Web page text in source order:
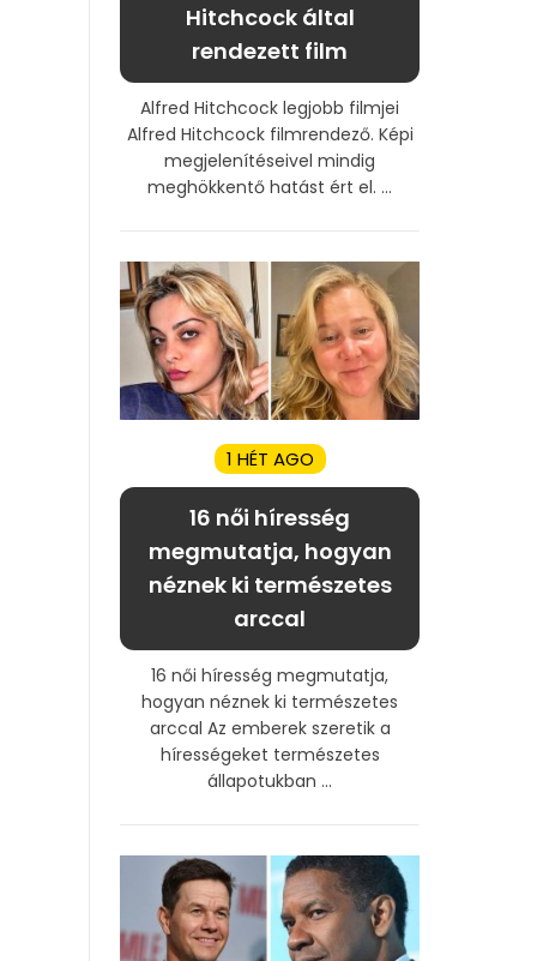
Hitchcock által
rendezett film
Alfred Hitchcock legjobb filmjei
Alfred Hitchcock filmrendező. Képi
megjelenítéseivel mindig
meghökkentő hatást ért el. ...
1 HÉT AGO
16 női híresség
megmutatja, hogyan
néznek ki természetes
arccal
16 női híresség megmutatja,
hogyan néznek ki természetes
arccal Az emberek szeretik a
hírességeket természetes
állapotukban ...